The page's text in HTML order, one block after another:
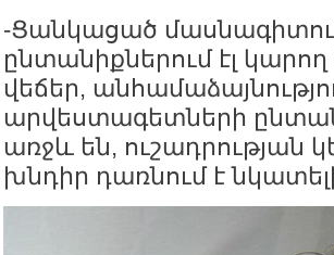
-Ցանկացած
ընտանիքներում էլ կարող
վեճեր,
արվեստագետների
առջև են, ուշադրության
խնդիր դառնում է